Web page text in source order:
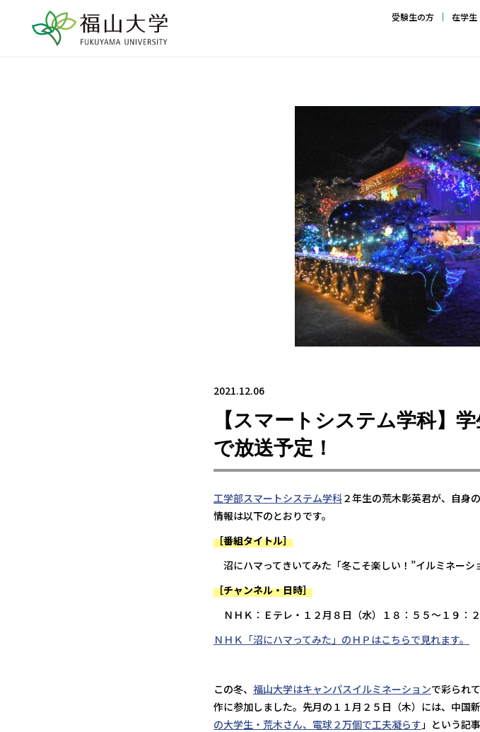
受験生の方 在学生
2021.12.06
【スマートシステム学科】
で放送予定！
工学部スマートシステム学科２年生の荒木彰英君が、自身
情報は以下のとおりです。
［番組タイトル］
沼にハマってきいてみた「冬こそ楽しい！”イルミネーシ
［チャンネル・日時］
ＮＨＫ：Ｅテレ・１２月８日（水）１８：５５～１９：２
ＮＨＫ「沼にハマってみた」のＨＰはこちらで見れます。
この冬、 福山大学はキャンパスイルミネーションで彩られ
作に参加しました。先月の１１月２５日（木）には、中国
の大学生・荒木さん、電球２万個で工夫凝らす」という記